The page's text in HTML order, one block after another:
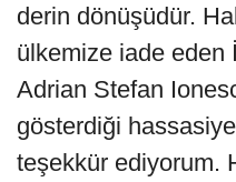
derin dönüşüdür.
ülkemize iade eden
Adrian Stefan
gösterdiği
teşekkür ediyorum.